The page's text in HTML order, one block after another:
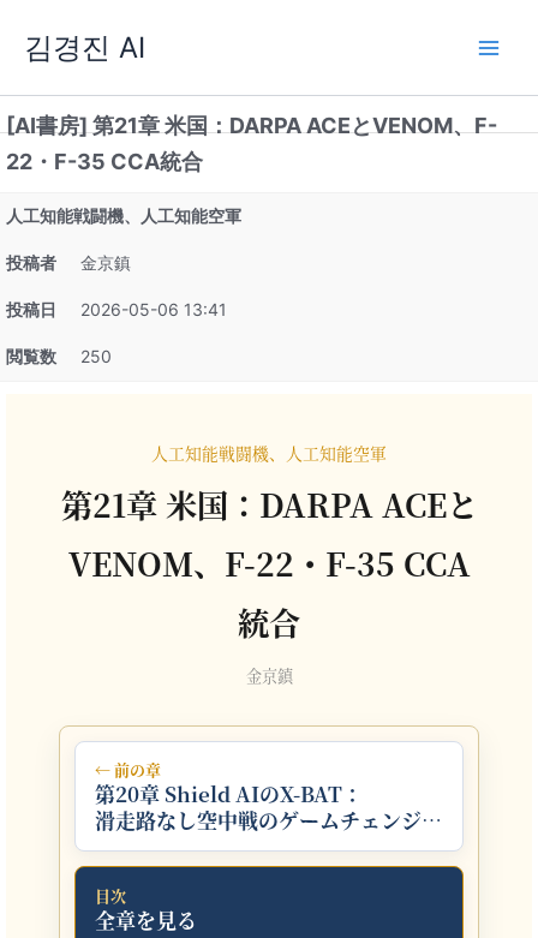
ス
キ
ッ
김경진 AI
[AI書房] 第21章 米国：DARPA ACEとVENOM、F-
22・F-35 CCA統合
人工知能戦闘機、人工知能空軍
投稿者 金京鎮
投稿日 2026-05-06 13:41
閲覧数 250
人工知能戦闘機、人工知能空軍
第21章 米国：DARPA ACEと
VENOM、F-22・F-35 CCA
統合
金京鎮
← 前の章
第20章 Shield AIのX-BAT：
滑走路なし空中戦のゲームチェンジャ
ー
目次
全章を見る